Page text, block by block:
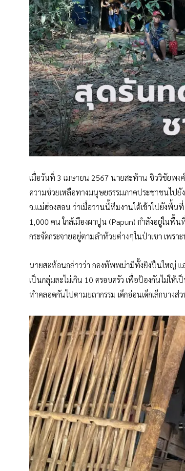
เมื่อวันที่ 3 เมษายน 2567 นายสะท้าน ชีววิชัยพ
ความช่วยเหลือทางมนุษยธรรมภาคประชาชนไป
จ.แม่ฮ่องสอน ว่าเมื่อวานนี้ทีมงานได้เข้าไปยังพื้
1,000 คน ใกล้เมืองผาปูน (Papun) กำลังอยู่ใน
กระจัดกระจายอยู่ตามลำห้วยต่างๆในป่าเขา เพร
นายสะท้อนกล่าวว่า กองทัพพม่ามีทั้งยิงปืนใหญ่ แ
เป็นกลุ่มละไม่เกิน 10 ครอบครัว เพื่อป้องกันไม่ให้
ทำคลอดกันไปตามยถากรรม เด็กอ่อนเด็กเล็กบาง